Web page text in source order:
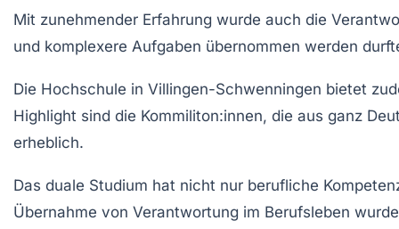
Mit zunehmender Erfahrung wurde auch die
und komplexere Aufgaben übernommen werden
Die Hochschule in Villingen-Schwenningen bietet
Highlight sind die Kommiliton:innen, die aus ganz
erheblich.
Das duale Studium hat nicht nur berufliche
Übernahme von Verantwortung im Berufsleben